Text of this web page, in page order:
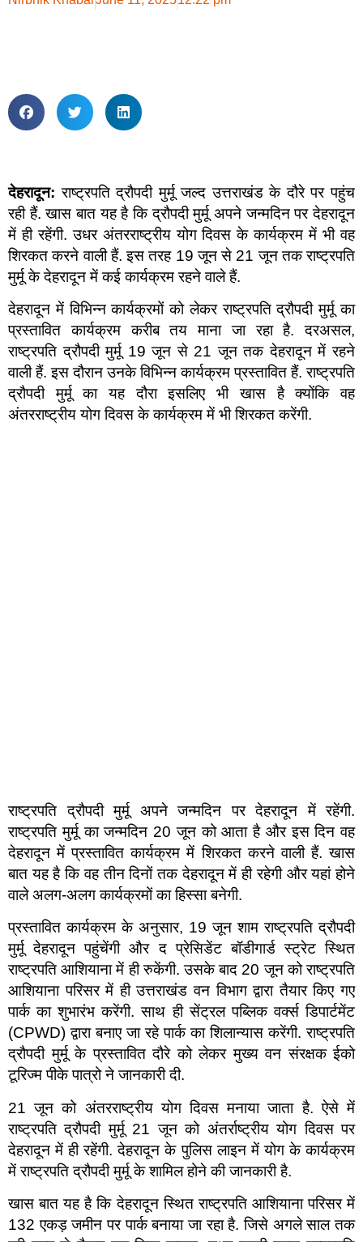
देहरादून: राष्ट्रपति द्रौपदी मुर्मू जल्द उत्तराखंड के दौरे पर पहुंच
रही हैं. खास बात यह है कि द्रौपदी मुर्मू अपने जन्मदिन पर देहरादून
में ही रहेंगी. उधर अंतरराष्ट्रीय योग दिवस के कार्यक्रम में भी वह
शिरकत करने वाली हैं. इस तरह 19 जून से 21 जून तक राष्ट्रपति
मुर्मू के देहरादून में कई कार्यक्रम रहने वाले हैं.
देहरादून में विभिन्न कार्यक्रमों को लेकर राष्ट्रपति द्रौपदी मुर्मू का
प्रस्तावित कार्यक्रम करीब तय माना जा रहा है. दरअसल,
राष्ट्रपति द्रौपदी मुर्मू 19 जून से 21 जून तक देहरादून में रहने
वाली हैं. इस दौरान उनके विभिन्न कार्यक्रम प्रस्तावित हैं. राष्ट्रपति
द्रौपदी मुर्मू का यह दौरा इसलिए भी खास है क्योंकि वह
अंतरराष्ट्रीय योग दिवस के कार्यक्रम में भी शिरकत करेंगी.
राष्ट्रपति द्रौपदी मुर्मू अपने जन्मदिन पर देहरादून में रहेंगी.
राष्ट्रपति मुर्मू का जन्मदिन 20 जून को आता है और इस दिन वह
देहरादून में प्रस्तावित कार्यक्रम में शिरकत करने वाली हैं. खास
बात यह है कि वह तीन दिनों तक देहरादून में ही रहेगी और यहां होने
वाले अलग-अलग कार्यक्रमों का हिस्सा बनेगी.
प्रस्तावित कार्यक्रम के अनुसार, 19 जून शाम राष्ट्रपति द्रौपदी
मुर्मू देहरादून पहुंचेंगी और द प्रेसिडेंट बॉडीगार्ड स्ट्रेट स्थित
राष्ट्रपति आशियाना में ही रुकेंगी. उसके बाद 20 जून को राष्ट्रपति
आशियाना परिसर में ही उत्तराखंड वन विभाग द्वारा तैयार किए गए
पार्क का शुभारंभ करेंगी. साथ ही सेंट्रल पब्लिक वर्क्स डिपार्टमेंट
(CPWD) द्वारा बनाए जा रहे पार्क का शिलान्यास करेंगी. राष्ट्रपति
द्रौपदी मुर्मू के प्रस्तावित दौरे को लेकर मुख्य वन संरक्षक ईको
टूरिज्म पीके पात्रो ने जानकारी दी.
21 जून को अंतरराष्ट्रीय योग दिवस मनाया जाता है. ऐसे में
राष्ट्रपति द्रौपदी मुर्मू 21 जून को अंतर्राष्ट्रीय योग दिवस पर
देहरादून में ही रहेंगी. देहरादून के पुलिस लाइन में योग के कार्यक्रम
में राष्ट्रपति द्रौपदी मुर्मू के शामिल होने की जानकारी है.
खास बात यह है कि देहरादून स्थित राष्ट्रपति आशियाना परिसर में
132 एकड़ जमीन पर पार्क बनाया जा रहा है. जिसे अगले साल तक